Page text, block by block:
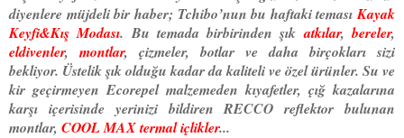
diyenlere müjdeli bir haber; Tchibo’nun bu haftaki temasıKayak
Keyfi&Kış Modası. Bu temada birbirinden şıkatkılar,bereler,
eldivenler, montlar, çizmeler, botlar ve daha birçokları sizi
bekliyor. Üstelik şık olduğu kadar da kaliteli ve özel ürünler. Su ve
kir geçirmeyen Ecorepel malzemeden kıyafetler, çığ kazalarına
karşı içerisinde yerinizi bildiren RECCO reflektor bulunan
montlar, COOL MAX termal içlikler...